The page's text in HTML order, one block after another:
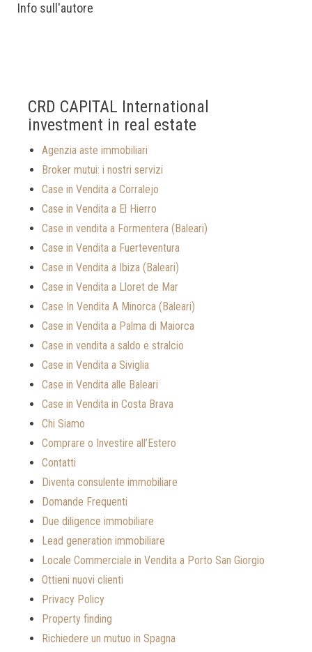
Info sull'autore
CRD CAPITAL International
investment in real estate
Agenzia aste immobiliari
Broker mutui: i nostri servizi
Case in Vendita a Corralejo
Case in Vendita a El Hierro
Case in vendita a Formentera (Baleari)
Case in Vendita a Fuerteventura
Case in Vendita a Ibiza (Baleari)
Case in Vendita a Lloret de Mar
Case In Vendita A Minorca (Baleari)
Case in Vendita a Palma di Maiorca
Case in vendita a saldo e stralcio
Case in Vendita a Siviglia
Case in Vendita alle Baleari
Case in Vendita in Costa Brava
Chi Siamo
Comprare o Investire all’Estero
Contatti
Diventa consulente immobiliare
Domande Frequenti
Due diligence immobiliare
Lead generation immobiliare
Locale Commerciale in Vendita a Porto San Giorgio
Ottieni nuovi clienti
Privacy Policy
Property finding
Richiedere un mutuo in Spagna